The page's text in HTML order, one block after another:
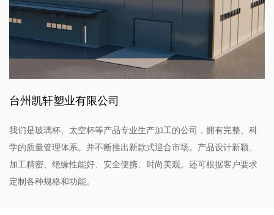
使其成为长期经济实惠的选择。此外，完全拆卸和清洁瓶子
的能力确保它保持良好状态，没有污渍和异味，进一步延长
总之，塑料多图案弹跳盖儿童水瓶是家长为孩子寻找可靠、
盖、防摔结构、易于清洁的完全可拆卸部件和方便的挂绳，
旨在满足好动的孩子的需求。各种有趣的图案和符合人体工
程学的设计使其成为满足日常补水需求的实用且美观的选
择。
台州凯轩塑业有限公司
我们是玻璃杯、太空杯等产品专业生产加工的公司，拥有完整、科
学的质量管理体系。并不断推出新款式迎合市场。产品设计新颖、
加工精密、绝缘性能好、安全便携、时尚美观。还可根据客户要求
定制各种规格和功能。